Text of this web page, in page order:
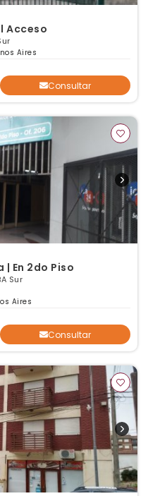
Acceso
Aires
Consultar
En 2do Piso
Sur
Aires
Consultar